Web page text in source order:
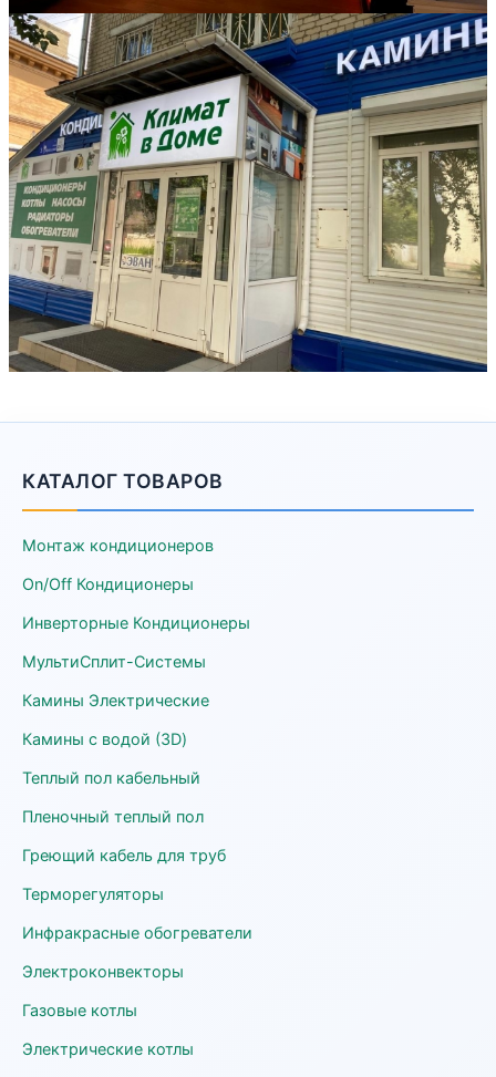
КАТАЛОГ ТОВАРОВ
Монтаж кондиционеров
On/Off Кондиционеры
Инверторные Кондиционеры
МультиСплит-Системы
Камины Электрические
Камины с водой (3D)
Теплый пол кабельный
Пленочный теплый пол
Греющий кабель для труб
Терморегуляторы
Инфракрасные обогреватели
Электроконвекторы
Газовые котлы
Электрические котлы